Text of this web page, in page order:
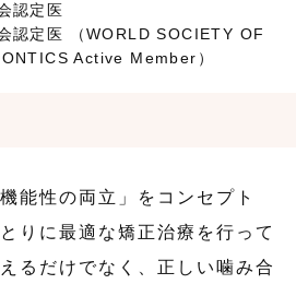
認定医
認定医 （WORLD SOCIETY OF
Active Member）
能性の両立」をコンセプト
りに最適な矯正治療を行って
るだけでなく、正しい噛み合